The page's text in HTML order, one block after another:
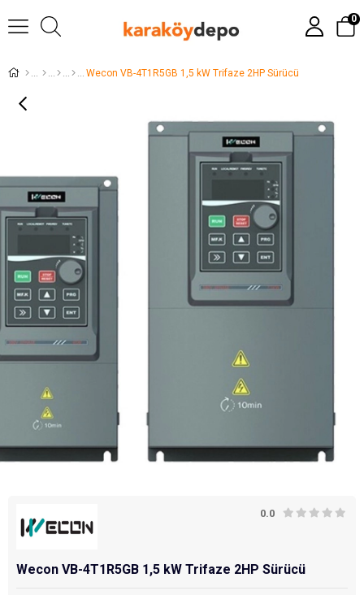
0
Wecon VB-4T1R5GB 1,5 kW Trifaze 2HP Sürücü
0.0
Wecon VB-4T1R5GB 1,5 kW Trifaze 2HP Sürücü